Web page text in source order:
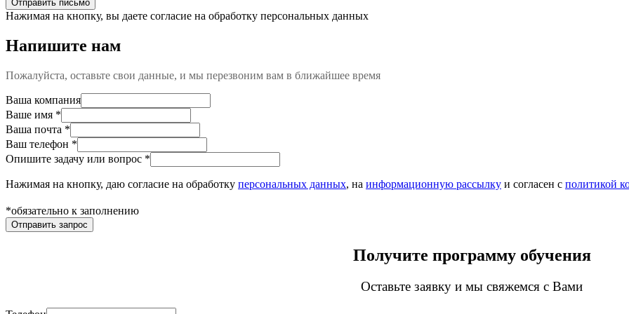
Отправить письмо
Нажимая на кнопку, вы даете согласие на обработку персональных данных
Напишите нам
Пожалуйста, оставьте свои данные, и мы перезвоним вам в ближайшее время
Ваша компания
Ваше имя *
Ваша почта *
Ваш телефон *
Опишите задачу или вопрос *
Нажимая на кнопку, даю согласие на обработку персональных данных, на информационную рассылку и согласен c политикой
*обязательно к заполнению
Отправить запрос
Получите программу обучения
Оставьте заявку и мы свяжемся с Вами